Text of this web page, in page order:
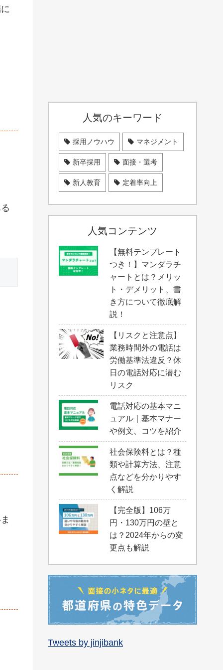
人気のキーワード
採用ノウハウ マネジメント
新卒採用 面接・選考
新人教育 定着率向上
人気コンテンツ
【無料テンプレート
つき！】マンダラチ
ャートとは？メリッ
ト・デメリット、書
き方について徹底解
説！
【リスクと注意点】
業務時間外の電話は
労働基準法違反？休
日の電話対応に潜む
リスク
電話対応の基本マニ
ュアル｜基本マナー
や例文、コツを紹介
社会保険料とは？種
類や計算方法、注意
点などを分かりやす
く解説
【完全版】106万
円・130万円の壁と
は？2024年からの変
更点も解説
Tweets by jinjibank